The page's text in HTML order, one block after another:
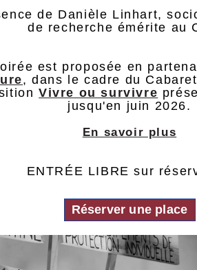
de Danièle Linhart,
de recherche émérite au
est proposée en
, dans le cadre du
Vivre ou survivre
jusqu'en juin 2026.
En savoir plus
ENTRÉE LIBRE sur
Réserver une place